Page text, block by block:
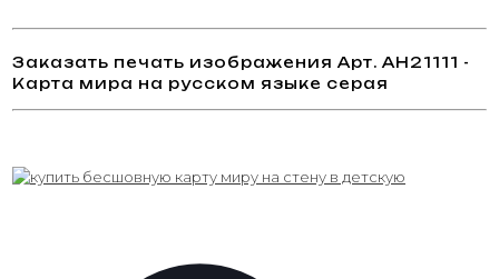
Заказать печать изображения Арт. AH21111 -
Карта мира на русском языке серая